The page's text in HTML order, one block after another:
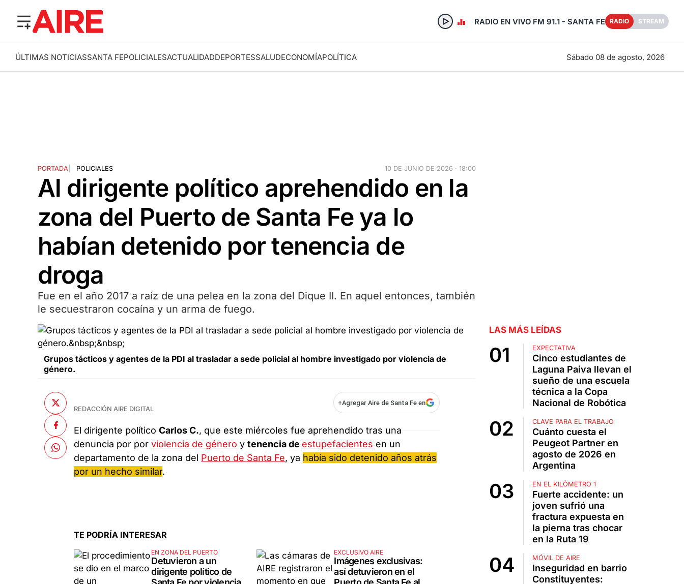
RADIO EN VIVO FM 91.1 - SANTA FE RADIO STREAM
ÚLTIMAS NOTICIASSANTA FEPOLICIALESACTUALIDADDEPORTESSALUDECONOMÍAPOLÍTICA Sábado 08 de agosto, 2026
PORTADA| POLICIALES 10 DE JUNIO DE 2026 · 18:00
Al dirigente político aprehendido en la
zona del Puerto de Santa Fe ya lo
habían detenido por tenencia de
droga
Fue en el año 2017 a raíz de una pelea en la zona del Dique II. En aquel entonces, también
le secuestraron cocaína y un arma de fuego.
Grupos tácticos y agentes de la PDI al trasladar a sede policial al hombre investigado por violencia de
género.
REDACCIÓN AIRE DIGITAL
+Agregar Aire de Santa Fe en
El dirigente políticoCarlos C., que este miércoles fue aprehendido tras una
denuncia por porviolencia de género ytenencia de estupefacientes en un
departamento de la zona del Puerto de Santa Fe, ya había sido detenido años atrás
por un hecho similar.
TE PODRÍA INTERESAR
EN ZONA DEL PUERTO
Detuvieron a un
dirigente político de
EXCLUSIVO AIRE
Imágenes exclusivas:
así detuvieron en el
LAS MÁS LEÍDAS
EXPECTATIVA
Cinco estudiantes de
Laguna Paiva llevan el
sueño de una escuela
técnica a la Copa
Nacional de Robótica
CLAVE PARA EL TRABAJO
Cuánto cuesta el
Peugeot Partner en
agosto de 2026 en
Argentina
EN EL KILÓMETRO 1
Fuerte accidente: un
joven sufrió una
fractura expuesta en
la pierna tras chocar
en la Ruta 19
MÓVIL DE AIRE
Inseguridad en barrio
Constituyentes: